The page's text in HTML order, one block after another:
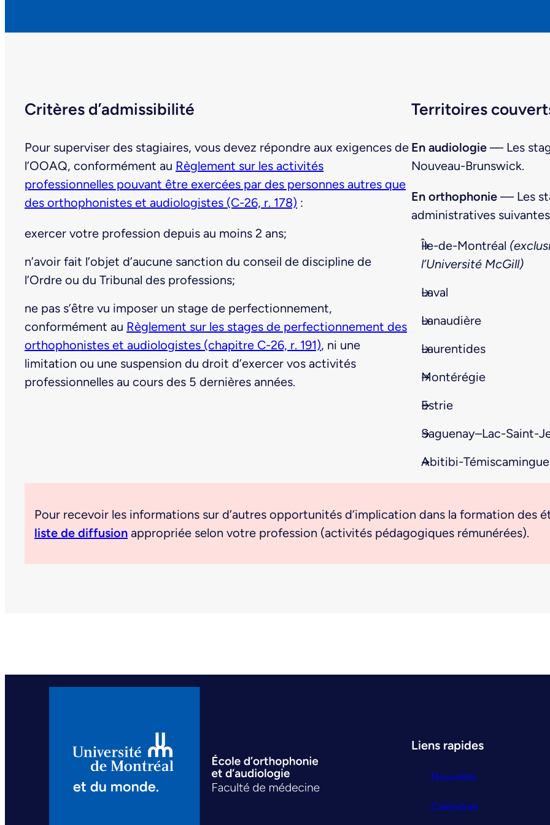
Critères d’admissibilité
Pour superviser des stagiaires, vous devez répondre aux exigences de
l’OOAQ, conformément au Règlement sur les activités
professionnelles pouvant être exercées par des personnes autres que
des orthophonistes et audiologistes (C-26, r. 178) :
exercer votre profession depuis au moins 2 ans;
n’avoir fait l’objet d’aucune sanction du conseil de discipline de
l’Ordre ou du Tribunal des professions;
ne pas s’être vu imposer un stage de perfectionnement,
conformément au Règlement sur les stages de perfectionnement des
orthophonistes et audiologistes (chapitre C-26, r. 191), ni une
limitation ou une suspension du droit d’exercer vos activités
professionnelles au cours des 5 dernières années.
Territoires
En audiologie — Les
Nouveau-Brunswick.
En orthophonie — Les
administratives
Île-de-Montréal
l’Université McGill)
Laval
Lanaudière
Laurentides
Montérégie
Estrie
Saguenay–Lac-Saint-
Abitibi-Témiscamingue
Pour recevoir les informations sur d’autres opportunités d’implication dans la formation des
liste de diffusion appropriée selon votre profession (activités pédagogiques rémunérées).
Liens rapides
Nouvelles
Calendrier